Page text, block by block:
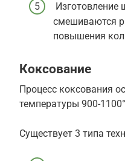
Изготовление
смешиваются
повышения
Коксование
Процесс коксования
температуры 900-
Существует 3 типа